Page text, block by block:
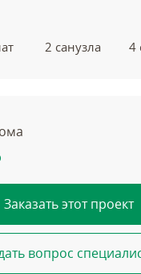
2 санузла 4
Заказать этот проект
вопрос